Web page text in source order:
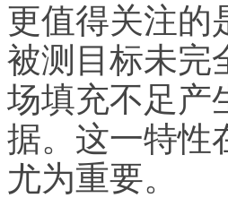
更值得关注的
被测目标未完
场填充不足产
据。这一特性
尤为重要。